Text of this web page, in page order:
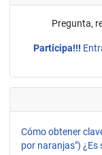
Pregunta,
Participa!!!
Cómo obtener
por naranjas") ¿Es